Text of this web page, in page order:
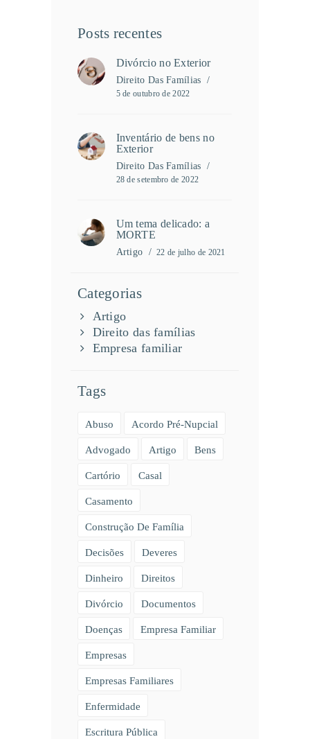
Posts recentes
Divórcio no Exterior
Direito Das Famílias
5 de outubro de 2022
Inventário de bens no
Exterior
Direito Das Famílias
28 de setembro de 2022
Um tema delicado: a
MORTE
Artigo 22 de julho de 2021
Categorias
Artigo
Direito das famílias
Empresa familiar
Tags
Abuso Acordo Pré-Nupcial
Advogado Artigo Bens
Cartório Casal
Casamento
Construção De Família
Decisões Deveres
Dinheiro Direitos
Divórcio Documentos
Doenças Empresa Familiar
Empresas
Empresas Familiares
Enfermidade
Escritura Pública